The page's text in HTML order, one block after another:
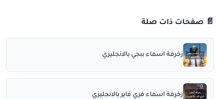
📄 صفحات ذات صلة
زخرفة اسماء ببجي بالانجليزي
زخرفة اسماء فري فاير بالانجليزي